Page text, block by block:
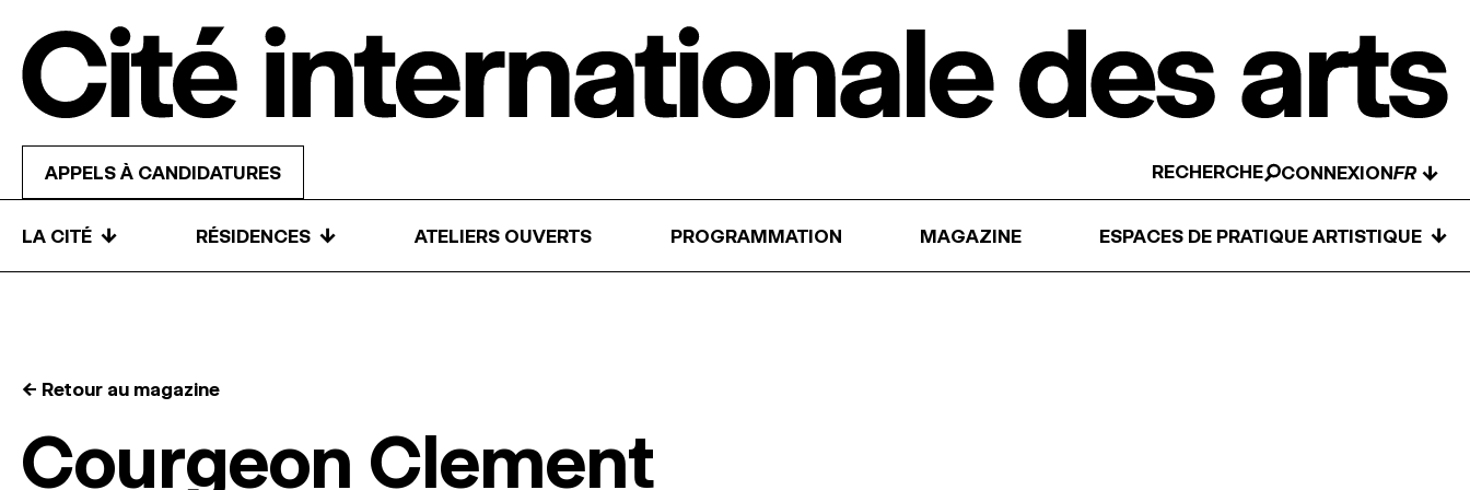
APPELS À CANDIDATURES RECHERCHE CONNEXION ↓
LA CITÉ ↓ RÉSIDENCES ↓ ATELIERS OUVERTS PROGRAMMATION MAGAZINE ESPACES DE PRATIQUE ARTISTIQUE ↓
← Retour au magazine
Courgeon Clement